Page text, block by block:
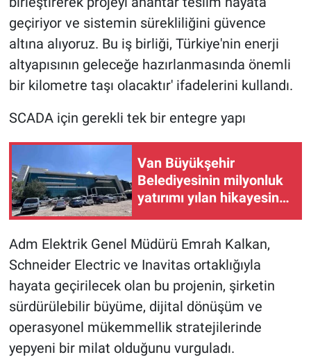
geçiriyor ve sistemin sürekliliğini güvence
altına alıyoruz. Bu iş birliği, Türkiye'nin enerji
altyapısının geleceğe hazırlanmasında önemli
bir kilometre taşı olacaktır' ifadelerini kullandı.
SCADA için gerekli tek bir entegre yapı
Van Büyükşehir
Belediyesinin milyonluk
yatırımı yılan hikayesine
Adm Elektrik Genel Müdürü Emrah Kalkan,
Schneider Electric ve Inavitas ortaklığıyla
hayata geçirilecek olan bu projenin, şirketin
sürdürülebilir büyüme, dijital dönüşüm ve
operasyonel mükemmellik stratejilerinde
yepyeni bir milat olduğunu vurguladı.